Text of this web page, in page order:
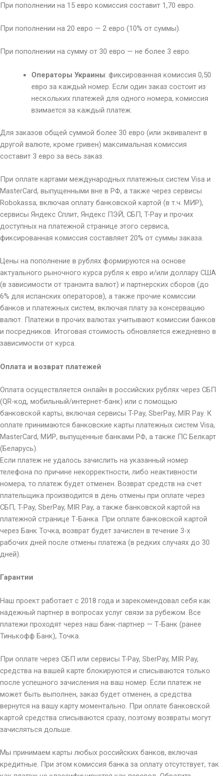
При пополнении на 15 евро комиссия составит 1,70 евро.
При пополнении на 20 евро — 2 евро (10% от суммы).
При пополнении на сумму от 30 евро — не более 3 евро.
Операторы Украины: фиксированная комиссия 0,50
евро за каждый номер. Если один заказ состоит из
нескольких платежей для одного номера, комиссия
взимается за каждый платеж.
Для заказов общей суммой более 30 евро (или эквивалент в
другой валюте, кроме гривен) максимальная комиссия
составит 3 евро за весь заказ.
При оплате картами международных платежных систем Visa и
MasterCard, выпущенными вне в РФ, а также через сервисы
Robokassa, включая оплату банковской картой (в т.ч. МИР),
сервисы Яндекс Сплит, Яндекс ПЭЙ, СБП, T-Pay и прочих
доступных на платежной странице этого сервиса,
фиксированная комиссия составляет 20% от суммы заказа.
Цены на пополнение в рублях формируются на основе
актуального рыночного курса рубля к евро и/или доллару США
(в зависимости от транзита валют) и партнерских сборов (до
6% для испанских операторов), а также прочие комиссии
банков и платежных систем, включая плату за консервацию
валют. Платежи в прочих валютах учитывают комиссии банков
и посредников. Итоговая стоимость обновляется ежедневно в
зависимости от курса.
Оплата и возврат платежей
Оплата осуществляется онлайн в российских рублях через СБП
(QR-код, мобильный/интернет-банк) или с помощью
банковской карты, включая сервисы T-Pay, SberPay, MIR Pay. К
оплате принимаются банковские карты платежных систем Visa,
MasterCard, МИР, выпущенные банками РФ, а также ПС Белкарт
(Беларусь).
Если платеж не удалось зачислить на указанный номер
телефона по причине некорректности, либо неактивности
номера, то платеж будет отменен. Возврат средств на счет
плательщика производится в день отмены при оплате через
СБП, T-Pay, SberPay, MIR Pay, а также банковской картой на
платежной странице Т-Банка. При оплате банковской картой
через Банк Точка, возврат будет зачислен в течение 3-х
рабочих дней после отмены платежа (в редких случаях до 30
дней).
Гарантии
Наш проект работает с 2018 года и зарекомендовал себя как
надежный партнер в вопросах услуг связи за рубежом. Все
платежи проходят через наш банк-партнер — Т-Банк (ранее
Тинькофф Банк), Точка.
При оплате через СБП или сервисы T-Pay, SberPay, MIR Pay,
средства на вашей карте блокируются и списываются только
после успешного зачисления на ваш номер. Если платеж не
может быть выполнен, заказ будет отменен, а средства
вернутся на вашу карту моментально. При оплате банковской
картой средства списываются сразу, поэтому возвраты могут
зачисляться дольше.
Мы принимаем карты любых российских банков, включая
кредитные. При этом комиссия банка за оплату отсутствует, так